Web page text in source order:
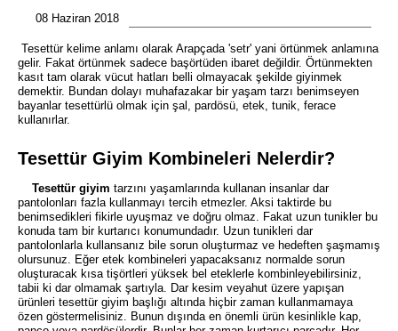
08 Haziran 2018
Tesettür kelime anlamı olarak Arapçada 'setr' yani örtünmek anlamına
gelir. Fakat örtünmek sadece başörtüden ibaret değildir. Örtünmekten
kasıt tam olarak vücut hatları belli olmayacak şekilde giyinmek
demektir. Bundan dolayı muhafazakar bir yaşam tarzı benimseyen
bayanlar tesettürlü olmak için şal, pardösü, etek, tunik, ferace
kullanırlar.
Tesettür Giyim Kombineleri Nelerdir?
Tesettür giyim tarzını yaşamlarında kullanan insanlar dar
pantolonları fazla kullanmayı tercih etmezler. Aksi taktirde bu
benimsedikleri fikirle uyuşmaz ve doğru olmaz. Fakat uzun tunikler bu
konuda tam bir kurtarıcı konumundadır. Uzun tunikleri dar
pantolonlarla kullansanız bile sorun oluşturmaz ve hedeften şaşmamış
olursunuz. Eğer etek kombineleri yapacaksanız normalde sorun
oluşturacak kısa tişörtleri yüksek bel eteklerle kombinleyebilirsiniz,
tabii ki dar olmamak şartıyla. Dar kesim veyahut üzere yapışan
ürünleri tesettür giyim başlığı altında hiçbir zaman kullanmamaya
özen göstermelisiniz. Bunun dışında en önemli ürün kesinlikle kap,